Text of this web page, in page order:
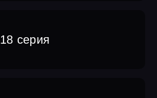
18 серия